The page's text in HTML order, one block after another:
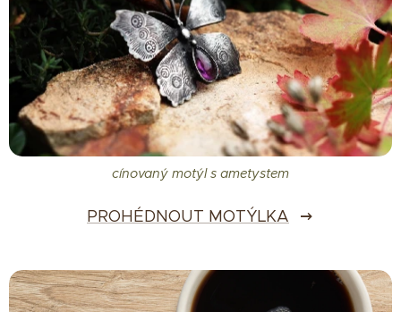
cínovaný motýl s ametystem
PROHÉDNOUT MOTÝLKA